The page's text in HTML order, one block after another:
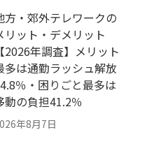
方・郊外テレワークの
リット・デメリット
【2026年調査】メリット
多は通勤ラッシュ解放
％・困りごと最多は
動の負担41.2％
年8月7日